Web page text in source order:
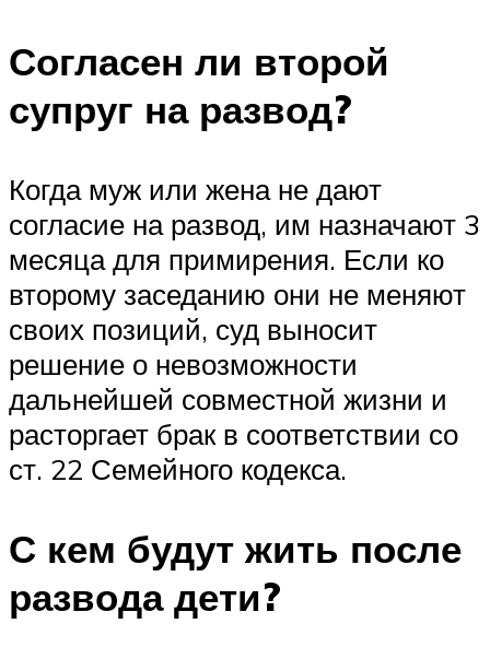
Согласен ли второй
супруг на развод?
Когда муж или жена не дают
согласие на развод, им назначают 3
месяца для примирения. Если ко
второму заседанию они не меняют
своих позиций, суд выносит
решение о невозможности
дальнейшей совместной жизни и
расторгает брак в соответствии со
ст. 22 Семейного кодекса.
С кем будут жить после
развода дети?